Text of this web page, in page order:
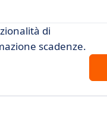
di
scadenze.